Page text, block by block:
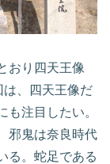
おり四天王像
は、四天王像だ
注目したい。
邪鬼は奈良時代
る。蛇足である